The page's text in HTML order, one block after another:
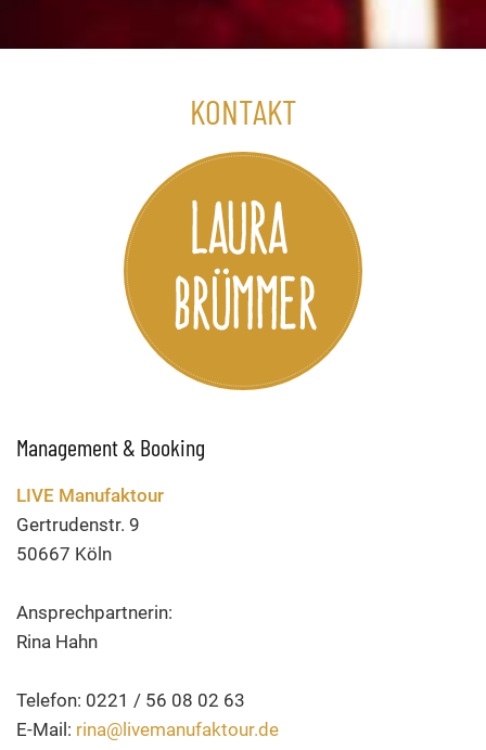
KONTAKT
Management & Booking
LIVE Manufaktour
Gertrudenstr. 9
50667 Köln
Ansprechpartnerin:
Rina Hahn
Telefon: 0221 / 56 08 02 63
E-Mail: rina@livemanufaktour.de